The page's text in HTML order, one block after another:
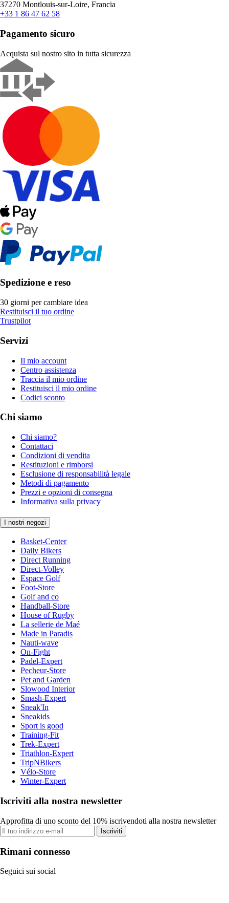
37270 Montlouis-sur-Loire, Francia
+33 1 86 47 62 58
Pagamento sicuro
Acquista sul nostro sito in tutta sicurezza
Spedizione e reso
30 giorni per cambiare idea
Restituisci il tuo ordine
Trustpilot
Servizi
Il mio account
Centro assistenza
Traccia il mio ordine
Restituisci il mio ordine
Codici sconto
Chi siamo
Chi siamo?
Contattaci
Condizioni di vendita
Restituzioni e rimborsi
Esclusione di responsabilità legale
Metodi di pagamento
Prezzi e opzioni di consegna
Informativa sulla privacy
I nostri negozi
Basket-Center
Daily Bikers
Direct Running
Direct-Volley
Espace Golf
Foot-Store
Golf and co
Handball-Store
House of Rugby
La sellerie de Maé
Made in Paradis
Nauti-wave
On-Fight
Padel-Expert
Pecheur-Store
Pet and Garden
Slowood Interior
Smash-Expert
Sneak'In
Sneakids
Sport is good
Training-Fit
Trek-Expert
Triathlon-Expert
TripNBikers
Vélo-Store
Winter-Expert
Iscriviti alla nostra newsletter
Approfitta di uno sconto del 10% iscrivendoti alla nostra newsletter
Iscriviti
Rimani connesso
Seguici sui social